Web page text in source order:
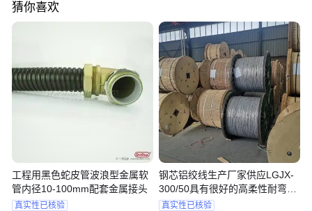
猜你喜欢
工程用黑色蛇皮管波浪型金属软
管内径10-100mm配套金属接头
真实性已核验
钢芯铝绞线生产厂家供应LGJX-
300/50具有很好的高柔性耐弯曲
耐磨
真实性已核验